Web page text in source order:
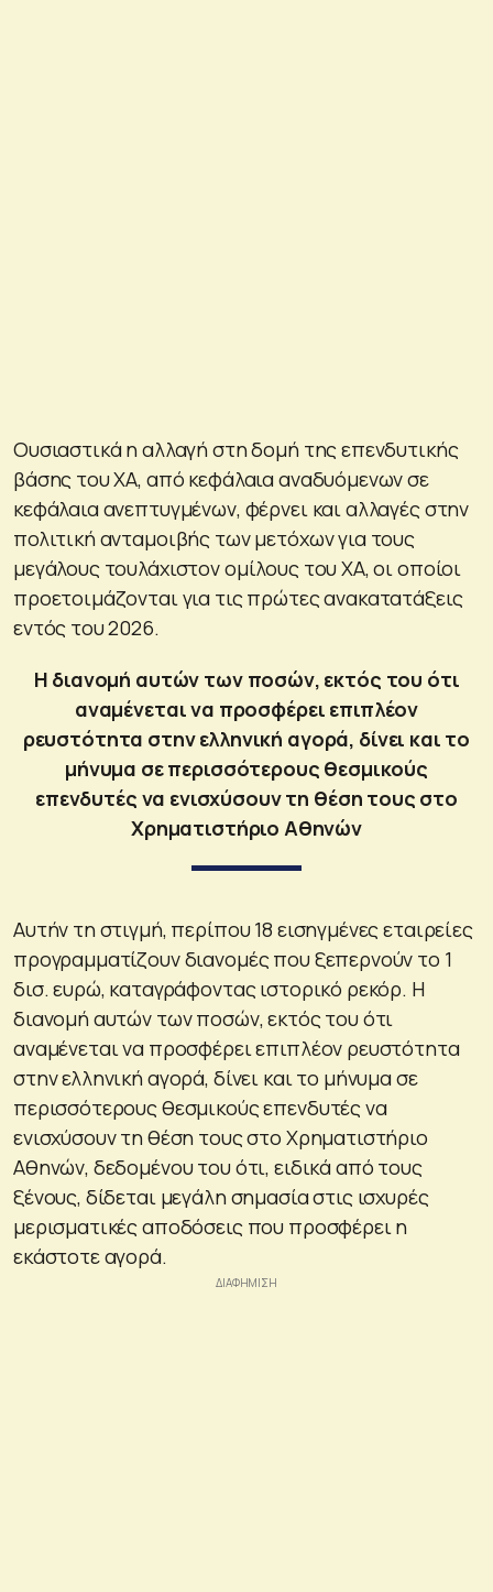
Ουσιαστικά η αλλαγή στη δομή της επενδυτικής
βάσης του ΧΑ, από κεφάλαια αναδυόμενων σε
κεφάλαια ανεπτυγμένων, φέρνει και αλλαγές στην
πολιτική ανταμοιβής των μετόχων για τους
μεγάλους τουλάχιστον ομίλους του ΧΑ, οι οποίοι
προετοιμάζονται για τις πρώτες ανακατατάξεις
εντός του 2026.
Η διανομή αυτών των ποσών, εκτός του ότι
αναμένεται να προσφέρει επιπλέον
ρευστότητα στην ελληνική αγορά, δίνει και το
μήνυμα σε περισσότερους θεσμικούς
επενδυτές να ενισχύσουν τη θέση τους στο
Χρηματιστήριο Αθηνών
Αυτήν τη στιγμή, περίπου 18 εισηγμένες εταιρείες
προγραμματίζουν διανομές που ξεπερνούν το 1
δισ. ευρώ, καταγράφοντας ιστορικό ρεκόρ. Η
διανομή αυτών των ποσών, εκτός του ότι
αναμένεται να προσφέρει επιπλέον ρευστότητα
στην ελληνική αγορά, δίνει και το μήνυμα σε
περισσότερους θεσμικούς επενδυτές να
ενισχύσουν τη θέση τους στο Χρηματιστήριο
Αθηνών, δεδομένου του ότι, ειδικά από τους
ξένους, δίδεται μεγάλη σημασία στις ισχυρές
μερισματικές αποδόσεις που προσφέρει η
εκάστοτε αγορά.